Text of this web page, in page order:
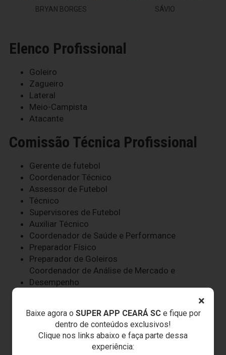
×
Baixe agora o SUPER APP CEARÁ SCe fique por
dentro de conteúdos exclusivos!
Clique nos links abaixo e faça parte dessa
experiência:
BRYAN BORGES SÁVIO
Elenco Profissional
Goleiro
Zagueiro
Lateral
Meio-Campista
Atacante
Comissão Técnica Profissional
Gerente de futebol
Coordenador Técnico
Assessor de Futebol
Técnico
Supervisores de Futebol
Auxiliar Técnico
Coordenador de Saúde e Performance
Preparador Físico
Preparador de Goleiros
Coordenador de Análise de Mercado e
Desempenho
Médicos
Fisioterapeutas
Fisiologista